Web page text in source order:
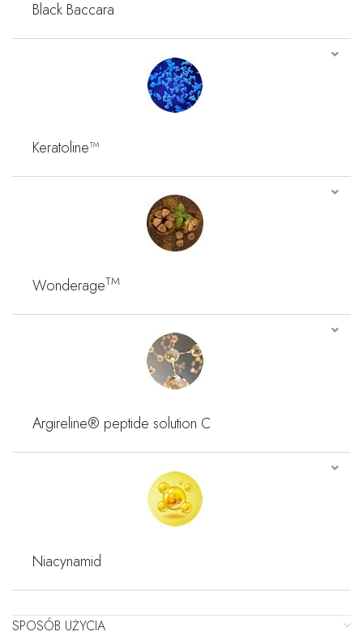
Black Baccara
Keratoline™
WonderageTM
Argireline® peptide solution C
Niacynamid
SPOSÓB UŻYCIA